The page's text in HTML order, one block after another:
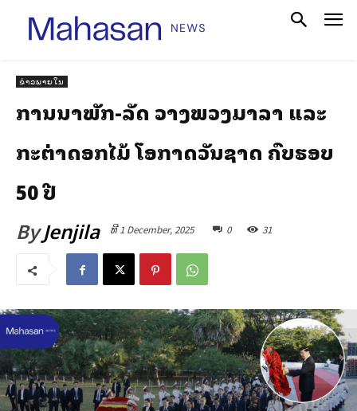
ຂ່າວພາຍໃນ
ການນຳພັກ-ລັດ ວາງພວງມາລາ ແລະ
ກະຕ່າດອກໄມ້ ໂອກາດວັນຊາດ ຄົບຮອບ
50 ປີ
ByJenjila ທີ 1 December, 2025 0 31